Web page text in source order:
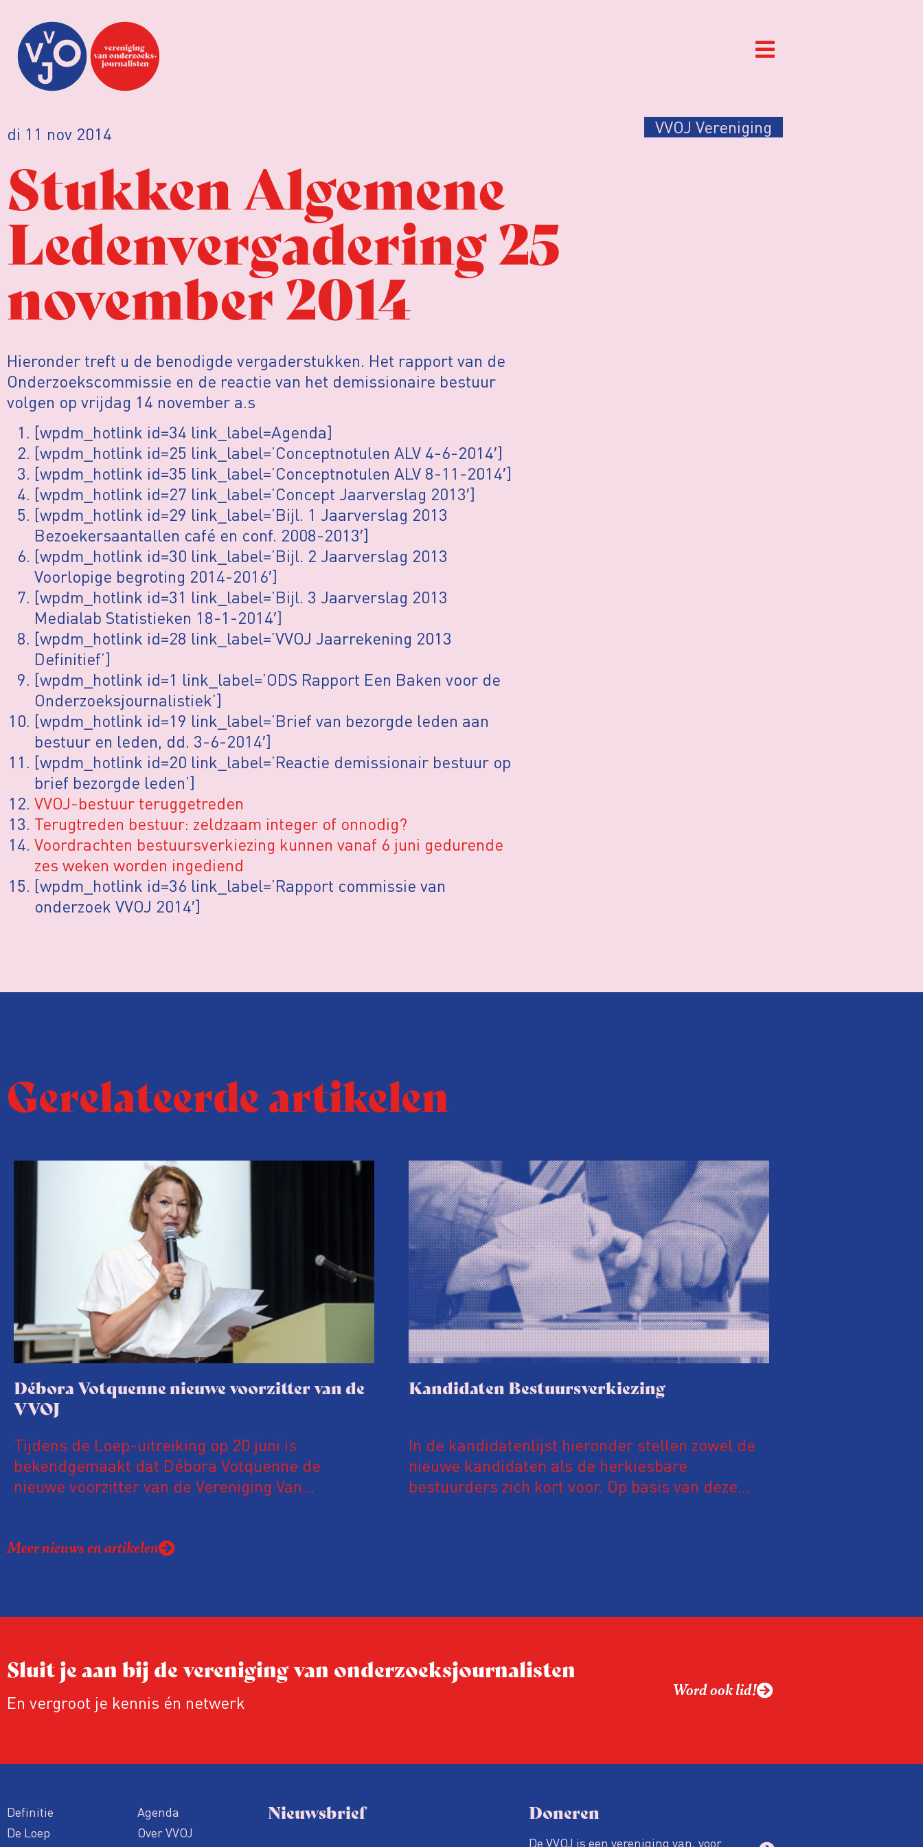
di 11 nov 2014 VVOJ Vereniging
Stukken Algemene
Ledenvergadering 25
november 2014
Hieronder treft u de benodigde vergaderstukken. Het rapport van de
Onderzoekscommissie en de reactie van het demissionaire bestuur
volgen op vrijdag 14 november a.s
[wpdm_hotlink id=34 link_label=Agenda]
[wpdm_hotlink id=25 link_label=’Conceptnotulen ALV 4-6-2014′]
[wpdm_hotlink id=35 link_label=’Conceptnotulen ALV 8-11-2014′]
[wpdm_hotlink id=27 link_label=’Concept Jaarverslag 2013′]
[wpdm_hotlink id=29 link_label=’Bijl. 1 Jaarverslag 2013
Bezoekersaantallen café en conf. 2008-2013′]
[wpdm_hotlink id=30 link_label=’Bijl. 2 Jaarverslag 2013
Voorlopige begroting 2014-2016′]
[wpdm_hotlink id=31 link_label=’Bijl. 3 Jaarverslag 2013
Medialab Statistieken 18-1-2014′]
[wpdm_hotlink id=28 link_label=’VVOJ Jaarrekening 2013
Definitief’]
[wpdm_hotlink id=1 link_label=’ODS Rapport Een Baken voor de
Onderzoeksjournalistiek’]
[wpdm_hotlink id=19 link_label=’Brief van bezorgde leden aan
bestuur en leden, dd. 3-6-2014′]
[wpdm_hotlink id=20 link_label=’Reactie demissionair bestuur op
brief bezorgde leden’]
VVOJ-bestuur teruggetreden
Terugtreden bestuur: zeldzaam integer of onnodig?
Voordrachten bestuursverkiezing kunnen vanaf 6 juni gedurende
zes weken worden ingediend
[wpdm_hotlink id=36 link_label=’Rapport commissie van
onderzoek VVOJ 2014′]
Gerelateerde artikelen
Débora Votquenne nieuwe voorzitter van de
VVOJ
Tijdens de Loep-uitreiking op 20 juni is
bekendgemaakt dat Débora Votquenne de
nieuwe voorzitter van de Vereniging Van
hanteerde.
Kandidaten Bestuursverkiezing
In de kandidatenlijst hieronder stellen zowel de
nieuwe kandidaten als de herkiesbare
bestuurders zich kort voor. Op basis van deze
Meer nieuws en artikelen
Sluit je aan bij de vereniging van onderzoeksjournalisten
En vergroot je kennis én netwerk
Word ook lid!
Definitie
De Loep
Agenda
Over VVOJ
Nieuwsbrief Doneren
De VVOJ is een vereniging van, voor